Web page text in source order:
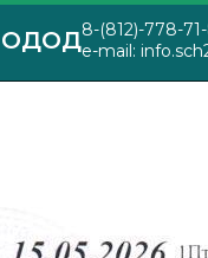
ОДОД8-(812)-778-
e-mail: